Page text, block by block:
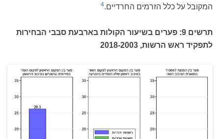
המקובל על כלל הזרמים החרדיים.4
תרשים 9: פערים בשיעור הקולות בארבעת סבבי הבחירות
לתפקיד ראש הרשות, 2018-2003